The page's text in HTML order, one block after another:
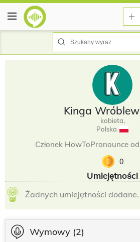
Kinga
kobieta,
Polska
Członek HowToPronounce
0
Umiejętności
Żadnych umiejętności dodane.
Wymowy (2)